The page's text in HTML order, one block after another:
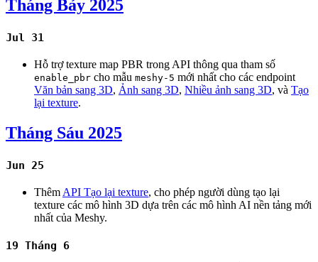
Tháng Bảy 2025
Jul 31
Hỗ trợ texture map PBR trong API thông qua tham số
enable_pbr cho mẫu meshy-5 mới nhất cho các endpoint
Văn bản sang 3D, Ảnh sang 3D, Nhiều ảnh sang 3D, và Tạo
lại texture.
Tháng Sáu 2025
Jun 25
Thêm API Tạo lại texture, cho phép người dùng tạo lại
texture các mô hình 3D dựa trên các mô hình AI nền tảng mới
nhất của Meshy.
19 Tháng 6